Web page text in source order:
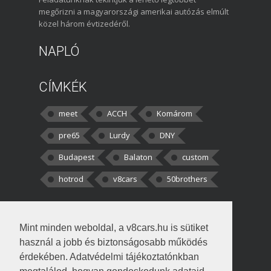
Mint minden weboldal, a v8cars.hu is sütiket
használ a jobb és biztonságosabb működés
érdekében. Adatvédelmi tájékoztatónkban
megőrizni a magyarországi amerikai autózás elmúlt
közel három évtizedéről.
NAPLÓ
CÍMKÉK
meet ACCH
Komárom
pre65
Lurdy
DNY
Budapest
Balaton
custom
hotrod
v8cars 50brothers
kortisz:Elszúrtam! Én csak két
darabbaal számoltam. Nem tudtam, hogy fél autót,